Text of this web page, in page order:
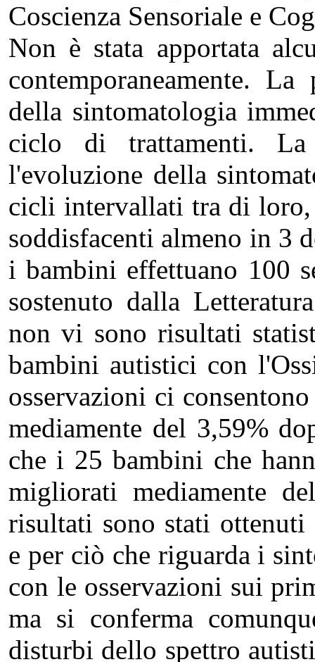
Coscienza Sensoriale e
Non è stata apportata
contemporaneamente.
della sintomatologia
ciclo di trattamenti. La
l'evoluzione della
cicli intervallati tra di
soddisfacenti almeno in 3
i bambini effettuano 100
sostenuto dalla
non vi sono risultati
bambini autistici con
osservazioni ci
mediamente del 3,59%
che i 25 bambini che
migliorati mediamente
risultati sono stati ottenuti
e per ciò che riguarda i
con le osservazioni sui
ma si conferma
disturbi dello spettro